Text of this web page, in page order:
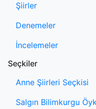
Şiirler
Denemeler
İncelemeler
Seçkiler
Anne Şiirleri Seçkisi
Salgın Bilimkurgu